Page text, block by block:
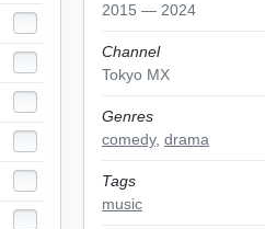
2015 — 2024
Channel
Tokyo MX
Genres
comedy, drama
Tags
music